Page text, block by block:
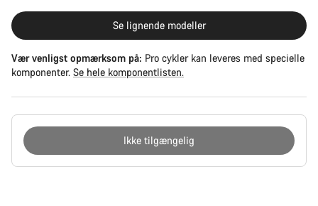
Se lignende modeller
Vær venligst opmærksom på: Pro cykler kan leveres med specielle
komponenter. Se hele komponentlisten.
Ikke tilgængelig